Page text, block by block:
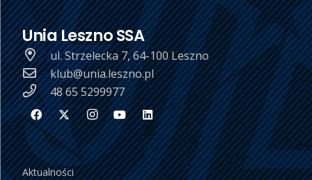
Unia Leszno SSA
ul. Strzelecka 7, 64-100 Leszno
klub@unia.leszno.pl
48 65 5299977
Aktualności